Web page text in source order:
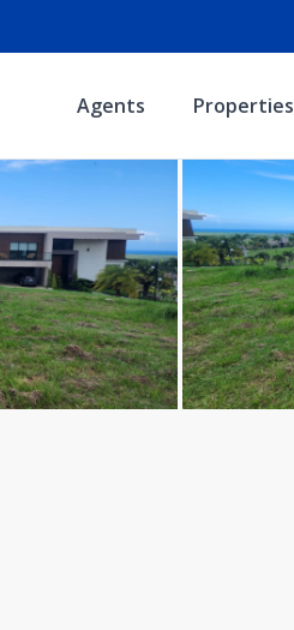
Agents Properties